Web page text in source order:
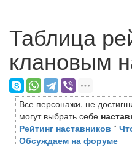
Таблица
клановым
Все персонажи, не
могут выбрать себе
Рейтинг наставников *
Обсуждаем на форуме